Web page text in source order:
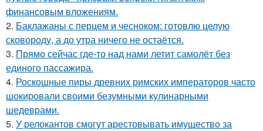
финансовым вложениям.
2. Баклажаны с перцем и чесноком: готовлю целую
сковороду, а до утра ничего не остаётся.
3. Прямо сейчас где-то над нами летит самолёт без
единого пассажира.
4. Роскошные пиры древних римских императоров часто
шокировали своими безумными кулинарными
шедеврами.
5. У релокантов смогут арестовывать имущество за